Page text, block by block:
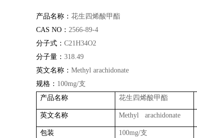
产品名称： 花生四烯酸甲酯
CAS NO ： 2566-89-4
分子式： C21H34O2
分子量： 318.49
英文名称： Methyl arachidonate
规格： 100mg/支
产品名称
花生四烯酸甲酯
英文名称 Methyl arachidonate
包装 100mg/支